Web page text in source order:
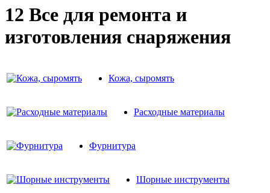
12 Все для ремонта и
изготовления снаряжения
Кожа, сыромять
Расходные материалы
Фурнитура
Шорные инструменты